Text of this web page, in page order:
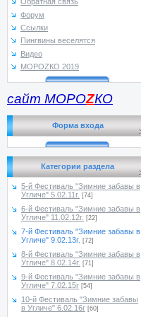
Форум
Ссылки
Пингвины веселятся
Видео
МОРОZКО 2019
сайт МОРОZКО
Форма входа
Категории раздела
5-й Фестиваль "Зимние забавы в
Угличе" 5.02.11г. [74]
6-й Фестиваль "Зимние забавы в
Угличе" 11.02.12г. [22]
7-й Фестиваль "Зимние забавы в
Угличе" 9.02.13г. [72]
8-й Фестиваль "Зимние забавы в
Угличе" 8.02.14г. [71]
9-й Фестиваль "Зимние забавы в
Угличе" 7.02.15г [54]
10-й Фестиваль "Зимние забавы
в Угличе" 6.02.16г [60]